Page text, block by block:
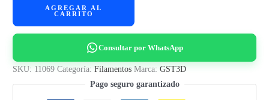
1kg
–
AGREGAR AL
CARRITO
Consultar por WhatsApp
SKU: 11069 Categoría:Filamentos Marca:GST3D
Pago seguro garantizado